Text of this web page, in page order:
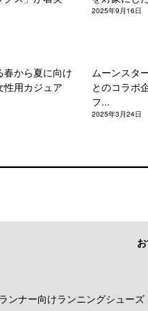
2025年9月16日
春から夏に向け
性用カジュア
ムーンスタ
とのコラボ
フ...
2025年3月24日
ンナー向けランニングシューズ